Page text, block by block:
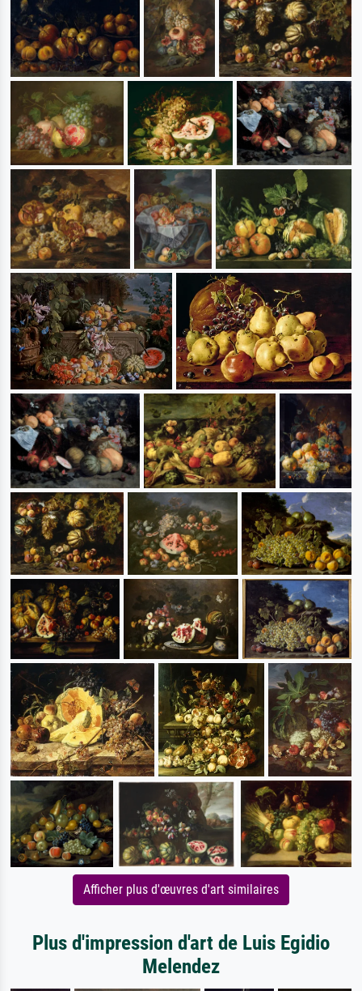
Afficher plus d'œuvres d'art similaires
Plus d'impression d'art de Luis Egidio
Melendez